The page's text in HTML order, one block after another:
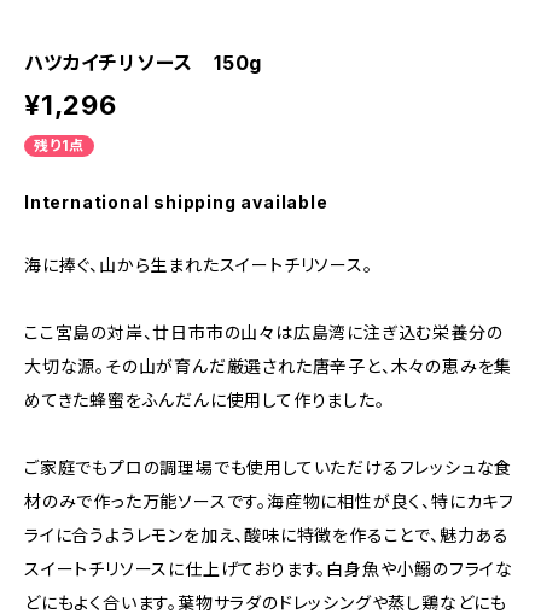
ハツカイチリソース 150g
¥1,296
残り1点
International shipping available
海に捧ぐ、山から生まれたスイートチリソース。
ここ宮島の対岸、廿日市市の山々は広島湾に注ぎ込む栄養分の
大切な源。その山が育んだ厳選された唐辛子と、木々の恵みを集
めてきた蜂蜜をふんだんに使用して作りました。
ご家庭でもプロの調理場でも使用していただけるフレッシュな食
材のみで作った万能ソースです。海産物に相性が良く、特にカキフ
ライに合うようレモンを加え、酸味に特徴を作ることで、魅力ある
スイートチリソースに仕上げております。白身魚や小鰯のフライな
どにもよく合います。葉物サラダのドレッシングや蒸し鶏などにも